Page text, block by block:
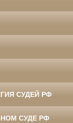
СУДЕЙ РФ
СУДЕ РФ